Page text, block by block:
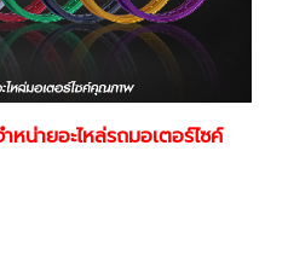
น่ายอะไหล่รถมอเตอร์ไซค์